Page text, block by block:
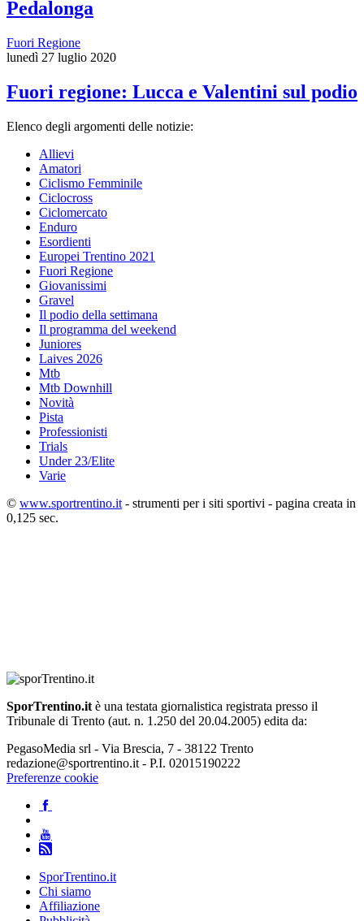
Pedalonga
Fuori Regione
lunedì 27 luglio 2020
Fuori regione: Lucca e Valentini sul podio
Elenco degli argomenti delle notizie:
Allievi
Amatori
Ciclismo Femminile
Ciclocross
Ciclomercato
Enduro
Esordienti
Europei Trentino 2021
Fuori Regione
Giovanissimi
Gravel
Il podio della settimana
Il programma del weekend
Juniores
Laives 2026
Mtb
Mtb Downhill
Novità
Pista
Professionisti
Trials
Under 23/Elite
Varie
© www.sportrentino.it - strumenti per i siti sportivi - pagina creata in
0,125 sec.
SporTrentino.it è una testata giornalistica registrata presso il
Tribunale di Trento (aut. n. 1.250 del 20.04.2005) edita da:
PegasoMedia srl - Via Brescia, 7 - 38122 Trento
redazione@sportrentino.it - P.I. 02015190222
Preferenze cookie
SporTrentino.it
Chi siamo
Affiliazione